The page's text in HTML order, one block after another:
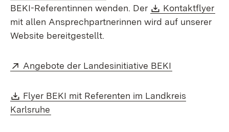
BEKI-Referentinnen wenden. Der
Download:
Kontaktflyer
mit allen Ansprechpartnerinnen wird auf unserer
Website bereitgestellt.
Extern:
Angebote der Landesinitiative BEKI
Download:
Flyer BEKI mit Referenten im Landkreis
Karlsruhe